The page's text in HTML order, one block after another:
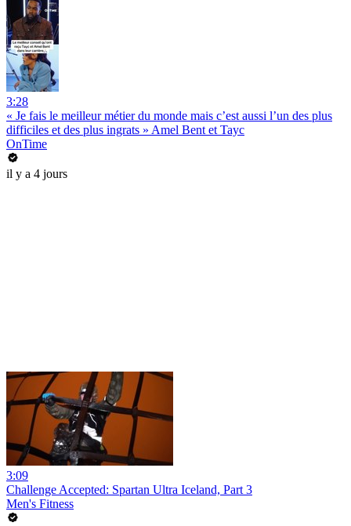
3:28
« Je fais le meilleur métier du monde mais c’est aussi l’un des plus
difficiles et des plus ingrats » Amel Bent et Tayc
OnTime
il y a 4 jours
3:09
Challenge Accepted: Spartan Ultra Iceland, Part 3
Men's Fitness